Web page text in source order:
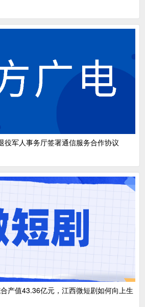
役军人事务厅签署通信服务合作协议
产值43.36亿元，江西微短剧如何向上生